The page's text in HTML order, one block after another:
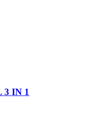
3 ΙΝ 1